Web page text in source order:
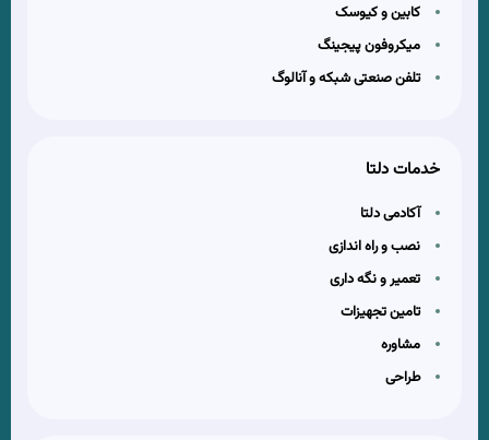
کابین و کیوسک
میکروفون پیجینگ
تلفن صنعتی شبکه و آنالوگ
خدمات دلتا
آکادمی دلتا
نصب و راه اندازی
تعمیر و نگه داری
تامین تجهیزات
مشاوره
طراحی